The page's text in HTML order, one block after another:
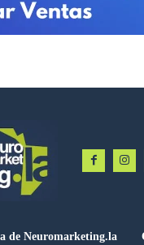
de Neuromarketing.la